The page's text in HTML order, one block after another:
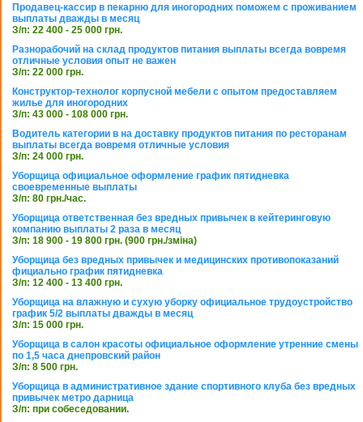
Продавец-кассир в пекарню для иногородних поможем с проживанием
выплаты дважды в месяц
З/п: 22 400 - 25 000 грн.
Разнорабочий на склад продуктов питания выплаты всегда вовремя
отличные условия опыт не важен
З/п: 22 000 грн.
Конструктор-технолог корпусной мебели с опытом предоставляем
жилье для иногородних
З/п: 43 000 - 108 000 грн.
Водитель категории в на доставку продуктов питания по ресторанам
выплаты всегда вовремя отличные условия
З/п: 24 000 грн.
Уборщица официальное оформление график пятидневка
своевременные выплаты
З/п: 80 грн./час.
Уборщица ответственная без вредных привычек в кейтеринговую
компанию выплаты 2 раза в месяц
З/п: 18 900 - 19 800 грн. (900 грн./зміна)
Уборщица без вредных привычек и медицинских противопоказаний
фициально график пятидневка
З/п: 12 400 - 13 400 грн.
Уборщица на влажную и сухую уборку официальное трудоустройство
график 5/2 выплаты дважды в месяц
З/п: 15 000 грн.
Уборщица в салон красоты официальное оформление утренние смены
по 1,5 часа днепровский район
З/п: 8 500 грн.
Уборщица в административное здание спортивного клуба без вредных
привычек метро дарница
З/п: при собеседовании.